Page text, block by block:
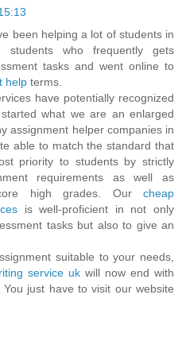
been helping a lot of students in
students who frequently gets
tasks and went online to
help terms.
have potentially recognized
what we are an enlarged
assignment helper companies in
able to match the standard that
priority to students by strictly
requirements as well as
high grades. Our cheap
is well-proficient in not only
tasks but also to give an
suitable to your needs,
service uk will now end with
You just have to visit our website